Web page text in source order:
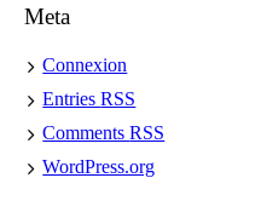
Meta
Connexion
EntriesRSS
CommentsRSS
WordPress.org